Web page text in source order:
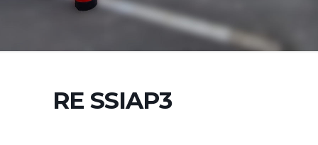
RE SSIAP3